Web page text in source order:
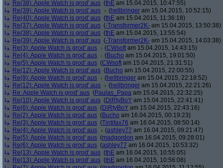
Re(38): Apple Watch is grod' aus (thE am 15.04.2015, 10:47:55)
Re(39): Apple Watch is grod' aus
(hellbringer am 15.04.2015, 10:52:15)
Re(40): Apple Watch is grod' aus (thE am 15.04.2015, 11:36:18)
Re(37): Apple Watch is grod' aus (-Transformer2K- am 15.04.2015, 13:50:38)
Re(38): Apple Watch is grod' aus (thE am 15.04.2015, 13:55:54)
Re(39): Apple Watch is grod' aus (-Transformer2K- am 15.04.2015, 14:03:38)
Re(3): Apple Watch is grod' aus
(CWsoft am 15.04.2015, 14:43:15)
Re(4): Apple Watch is grod' aus
(Bucho am 15.04.2015, 19:01:50)
Re(5): Apple Watch is grod' aus (CWsoft am 15.04.2015, 21:31:51)
Re(12): Apple Watch is grod' aus (Bucho am 15.04.2015, 22:00:55)
Re(9): Apple Watch is grod' aus
(hellbringer am 15.04.2015, 22:18:52)
Re(12): Apple Watch is grod' aus
(hellbringer am 15.04.2015, 22:21:26)
Re: Apple Watch is grod' aus (Paulas_Papa am 15.04.2015, 22:32:25)
Re(10): Apple Watch is grod' aus (DiRtyBoY am 15.04.2015, 22:41:41)
Re(6): Apple Watch is grod' aus (DiRtyBoY am 15.04.2015, 22:43:16)
Re(2): Apple Watch is grod' aus (Bucho am 16.04.2015, 00:19:23)
Re(3): Apple Watch is grod' aus (Tintifax76 am 16.04.2015, 08:50:14)
Re(4): Apple Watch is grod' aus
(ashley77 am 16.04.2015, 09:21:47)
Re(5): Apple Watch is grod' aus (madgordon am 16.04.2015, 09:28:01)
Re(6): Apple Watch is grod' aus (ashley77 am 16.04.2015, 10:53:32)
Re(13): Apple Watch is grod' aus (thE am 16.04.2015, 10:55:05)
Re(13): Apple Watch is grod' aus (thE am 16.04.2015, 10:56:08)